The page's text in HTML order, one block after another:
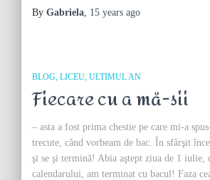
By Gabriela, 15 years ago
BLOG LICEU ULTIMUL AN
Fiecare cu a mă-sii
– asta a fost prima chestie pe care mi-a
trecute, când vorbeam de bac. În sfârşit
şi se şi termină! Abia aştept ziua de 1 iulie,
calendarului, am terminat cu bacul! Faza